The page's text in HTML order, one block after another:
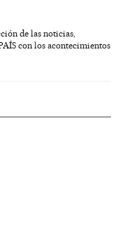
de las noticias,
con los acontecimientos